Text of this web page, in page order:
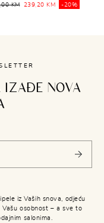
KM 239,20 KM -20%
IZAĐE NOVA
iz Vaših snova, odjeću
Vašu osobnost – a sve to
salonima.